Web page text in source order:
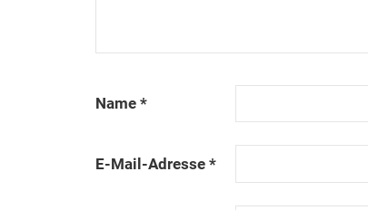
Name *
E-Mail-Adresse *